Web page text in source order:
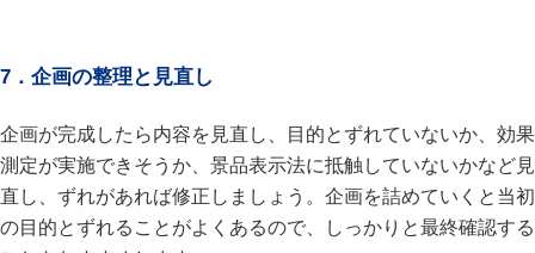
7．企画の整理と見直し
企画が完成したら内容を見直し、目的とずれていないか、効果
測定が実施できそうか、景品表示法に抵触していないかなど見
直し、ずれがあれば修正しましょう。企画を詰めていくと当初
の目的とずれることがよくあるので、しっかりと最終確認する